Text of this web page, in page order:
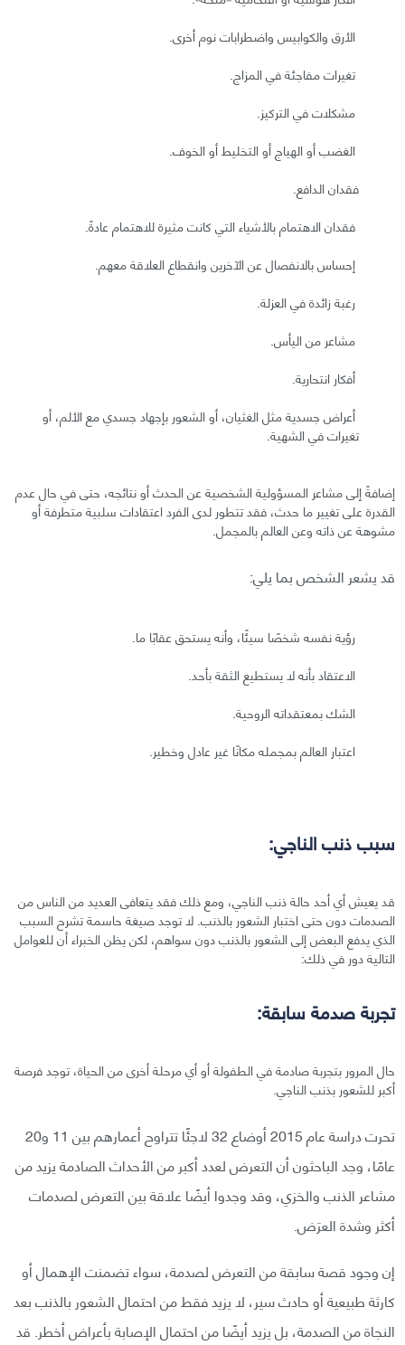
الأرق والكوابيس واضطرابات نوم أخرى.
تغيرات مفاجئة في المزاج.
مشكلات في التركيز.
الغضب أو الهياج أو التخليط أو الخوف.
فقدان الدافع.
فقدان الاهتمام بالأشياء التي كانت مثيرة للاهتمام عادةً.
إحساس بالانفصال عن الآخرين وانقطاع العلاقة معهم.
رغبة زائدة في العزلة.
مشاعر من اليأس.
أفكار انتحارية.
أعراض جسدية مثل الغثيان، أو الشعور بإجهاد جسدي مع الألم، أو
تغيرات في الشهية.
إضافةً إلى مشاعر المسؤولية الشخصية عن الحدث أو نتائجه، حتى في حال عدم
القدرة على تغيير ما حدث، فقد تتطور لدى الفرد اعتقادات سلبية متطرفة أو
مشوهة عن ذاته وعن العالم بالمجمل.
قد يشعر الشخص بما يلي:
رؤية نفسه شخصًا سيئًا، وأنه يستحق عقابًا ما.
الاعتقاد بأنه لا يستطيع الثقة بأحد.
الشك بمعتقداته الروحية.
اعتبار العالم بمجمله مكانًا غير عادل وخطير.
سبب ذنب الناجي:
قد يعيش أي أحد حالة ذنب الناجي، ومع ذلك فقد يتعافى العديد من الناس من
الصدمات دون حتى اختبار الشعور بالذنب. لا توجد صيغة حاسمة تشرح السبب
الذي يدفع البعض إلى الشعور بالذنب دون سواهم، لكن يظن الخبراء أن للعوامل
التالية دور في ذلك:
تجربة صدمة سابقة:
حال المرور بتجربة صادمة في الطفولة أو أي مرحلة أخرى من الحياة، توجد فرصة
أكبر للشعور بذنب الناجي.
تحرت دراسة عام 2015 أوضاع 32 لاجئًا تتراوح أعمارهم بين 11 و20
عامًا، وجد الباحثون أن التعرض لعدد أكبر من الأحداث الصادمة يزيد من
مشاعر الذنب والخزي، وقد وجدوا أيضًا علاقة بين التعرض لصدمات
أكثر وشدة العرَض.
إن وجود قصة سابقة من التعرض لصدمة، سواء تضمنت الإهمال أو
كارثة طبيعية أو حادث سير، لا يزيد فقط من احتمال الشعور بالذنب بعد
النجاة من الصدمة، بل يزيد أيضًا من احتمال الإصابة بأعراض أخطر. قد